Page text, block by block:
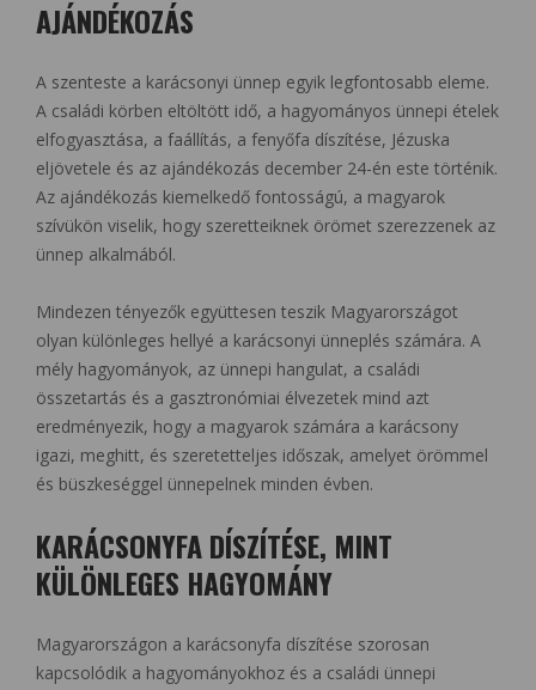
AJÁNDÉKOZÁS
A szenteste a karácsonyi ünnep egyik legfontosabb eleme.
A családi körben eltöltött idő, a hagyományos ünnepi ételek
elfogyasztása, a faállítás, a fenyőfa díszítése, Jézuska
eljövetele és az ajándékozás december 24-én este történik.
Az ajándékozás kiemelkedő fontosságú, a magyarok
szívükön viselik, hogy szeretteiknek örömet szerezzenek az
ünnep alkalmából.
Mindezen tényezők együttesen teszik Magyarországot
olyan különleges hellyé a karácsonyi ünneplés számára. A
mély hagyományok, az ünnepi hangulat, a családi
összetartás és a gasztronómiai élvezetek mind azt
eredményezik, hogy a magyarok számára a karácsony
igazi, meghitt, és szeretetteljes időszak, amelyet örömmel
és büszkeséggel ünnepelnek minden évben.
KARÁCSONYFA DÍSZÍTÉSE, MINT
KÜLÖNLEGES HAGYOMÁNY
Magyarországon a karácsonyfa díszítése szorosan
kapcsolódik a hagyományokhoz és a családi ünnepi